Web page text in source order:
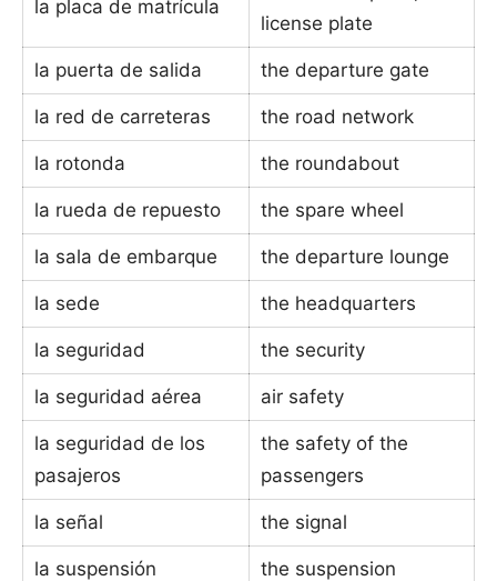
la placa de matrícula
license plate
la puerta de salida the departure gate
la red de carreteras the road network
la rotonda the roundabout
la rueda de repuesto the spare wheel
la sala de embarque the departure lounge
la sede the headquarters
la seguridad the security
la seguridad aérea air safety
la seguridad de los
pasajeros
the safety of the
passengers
la señal the signal
la suspensión the suspension